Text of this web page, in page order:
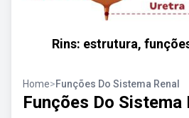
Rins: estrutura,
Home>Funções Do Sistema Renal
Funções Do Sistema